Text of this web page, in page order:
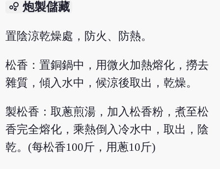
bubble_chart 炮製儲藏
置陰涼乾燥處，防火、防熱。
松香：置銅鍋中，用微火加熱熔化，撈去
雜質，傾入水中，候涼後取出，乾燥。
製松香：取蔥煎湯，加入松香粉，煮至松
香完全熔化，乘熱倒入冷水中，取出，陰
乾。(每松香100斤，用蔥10斤)